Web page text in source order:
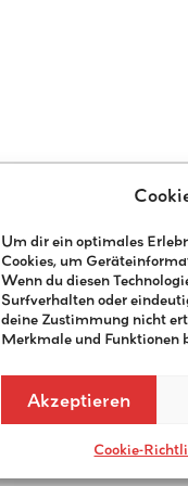
Um dir ein optimales
Cookies, um
Wenn du diesen
Surfverhalten oder
deine Zustimmung nicht
Merkmale und Funktionen
Akzeptieren
Cookie-